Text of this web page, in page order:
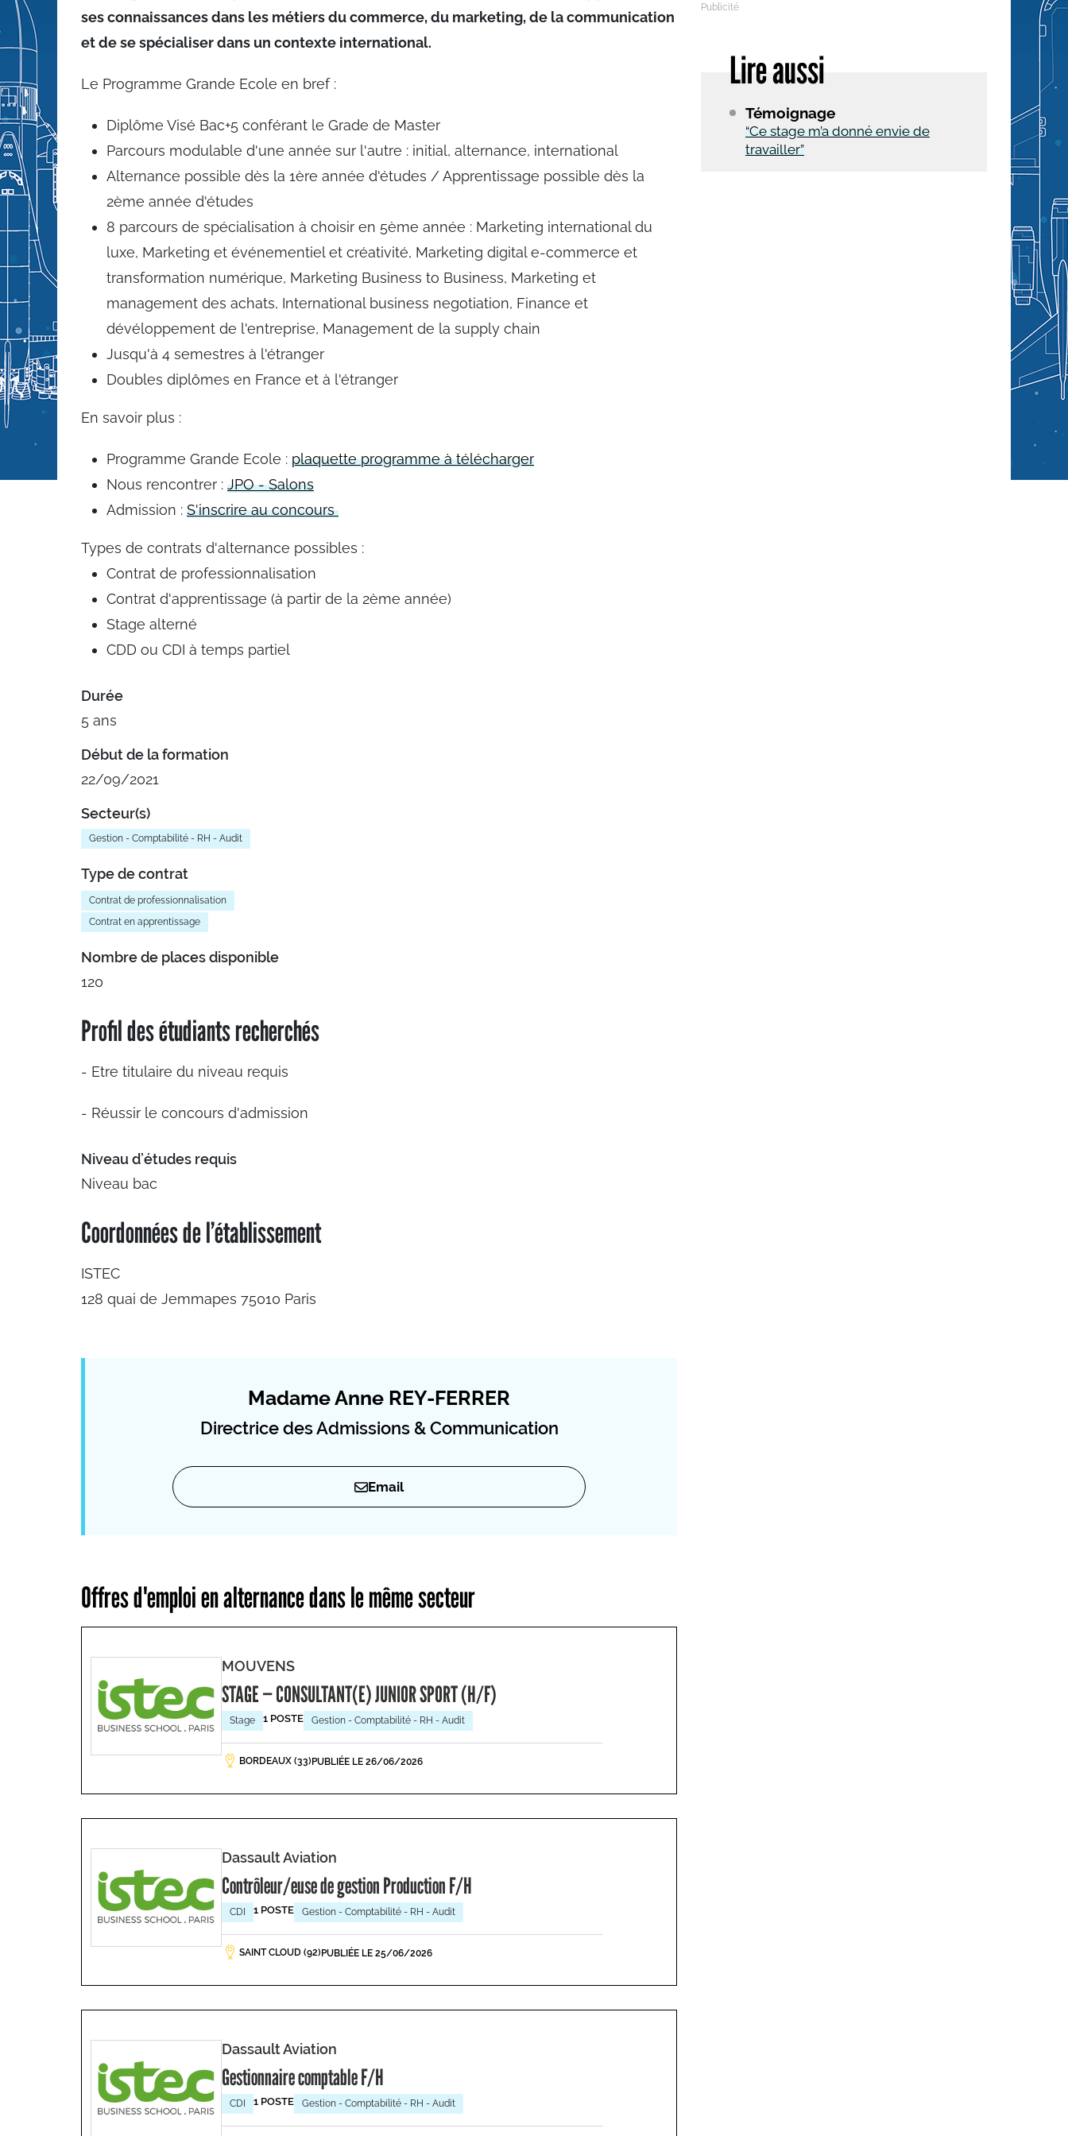
ses connaissances dans les métiers du commerce, du marketing, de la communication
et de se spécialiser dans un contexte international.
Le Programme Grande Ecole en bref :
Diplôme Visé Bac+5 conférant le Grade de Master
Parcours modulable d'une année sur l'autre : initial, alternance, international
Alternance possible dès la 1ère année d'études / Apprentissage possible dès la
2ème année d'études
8 parcours de spécialisation à choisir en 5ème année : Marketing international du
luxe, Marketing et événementiel et créativité, Marketing digital e-commerce et
transformation numérique, Marketing Business to Business, Marketing et
management des achats, International business negotiation, Finance et
dévéloppement de l'entreprise, Management de la supply chain
Jusqu'à 4 semestres à l'étranger
Doubles diplômes en France et à l'étranger
En savoir plus :
Programme Grande Ecole : plaquette programme à télécharger
Nous rencontrer : JPO - Salons
Admission : S'inscrire au concours
Types de contrats d'alternance possibles :
Contrat de professionnalisation
Contrat d'apprentissage (à partir de la 2ème année)
Stage alterné
CDD ou CDI à temps partiel
Durée
5 ans
Début de la formation
22/09/2021
Secteur(s)
Gestion - Comptabilité - RH - Audit
Type de contrat
Contrat de professionnalisation
Contrat en apprentissage
Nombre de places disponible
120
Profil des étudiants recherchés
- Etre titulaire du niveau requis
- Réussir le concours d'admission
Niveau d’études requis
Niveau bac
Coordonnées de l’établissement
ISTEC
128 quai de Jemmapes 75010 Paris
Madame Anne REY-FERRER
Directrice des Admissions & Communication
Email
Offres d'emploi en alternance dans le même secteur
MOUVENS
STAGE — CONSULTANT(E) JUNIOR SPORT (H/F)
Stage 1 POSTE Gestion - Comptabilité - RH - Audit
BORDEAUX (33) PUBLIÉE LE 26/06/2026
Dassault Aviation
Contrôleur/euse de gestion Production F/H
CDI 1 POSTE Gestion - Comptabilité - RH - Audit
SAINT CLOUD (92) PUBLIÉE LE 25/06/2026
Dassault Aviation
Gestionnaire comptable F/H
CDI 1 POSTE Gestion - Comptabilité - RH - Audit
Lire aussi
Témoignage
“Ce stage m’a donné envie de
travailler”